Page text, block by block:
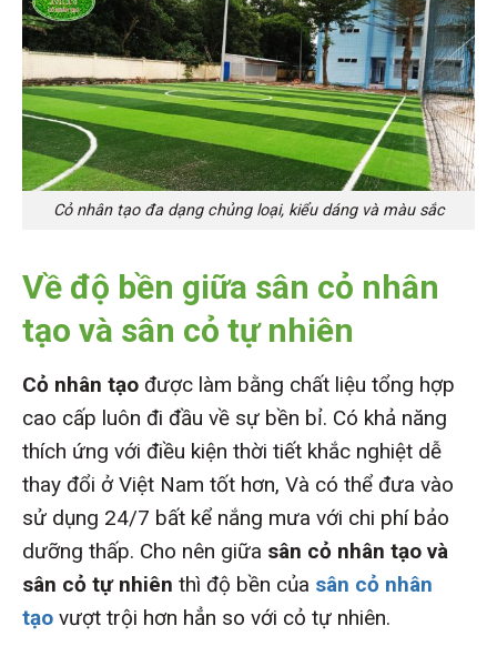
Cỏ nhân tạo đa dạng chủng loại, kiểu dáng và màu sắc
Về độ bền giữa sân cỏ nhân
tạo và sân cỏ tự nhiên
Cỏ nhân tạo được làm bằng chất liệu tổng hợp
cao cấp luôn đi đầu về sự bền bỉ. Có khả năng
thích ứng với điều kiện thời tiết khắc nghiệt dễ
thay đổi ở Việt Nam tốt hơn, Và có thể đưa vào
sử dụng 24/7 bất kể nắng mưa với chi phí bảo
dưỡng thấp. Cho nên giữa sân cỏ nhân tạo và
sân cỏ tự nhiên thì độ bền của sân cỏ nhân
tạo vượt trội hơn hẳn so với cỏ tự nhiên.